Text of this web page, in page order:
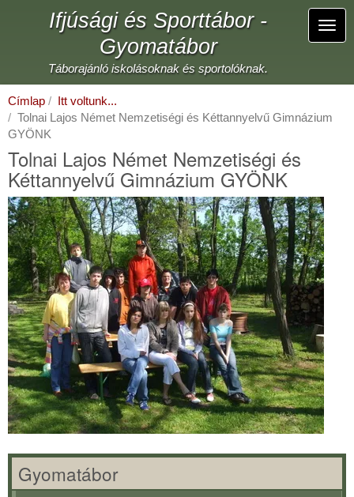
Ifjúsági és Sporttábor -
Gyomatábor
Táborajánló iskolásoknak és sportolóknak.
Címlap
Itt voltunk...
Tolnai Lajos Német Nemzetiségi és Kéttannyelvű Gimnázium
GYÖNK
Tolnai Lajos Német Nemzetiségi és
Kéttannyelvű Gimnázium GYÖNK
Gyomatábor